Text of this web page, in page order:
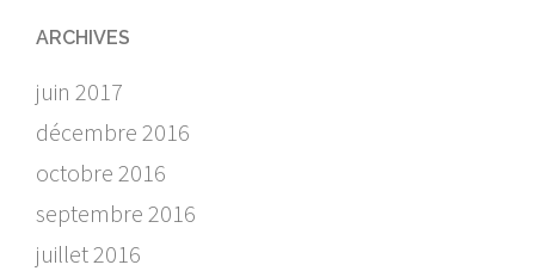
ARCHIVES
juin 2017
décembre 2016
octobre 2016
septembre 2016
juillet 2016